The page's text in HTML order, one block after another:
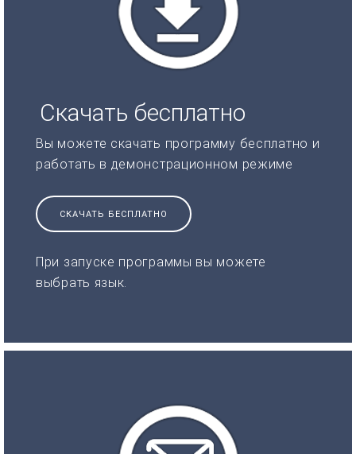
Скачать бесплатно
Вы можете скачать программу бесплатно и
работать в демонстрационном режиме
СКАЧАТЬ БЕСПЛАТНО
При запуске программы вы можете
выбрать язык.